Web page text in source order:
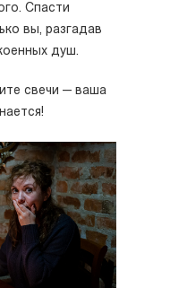
Спасти
вы, разгадав
душ.
свечи — ваша